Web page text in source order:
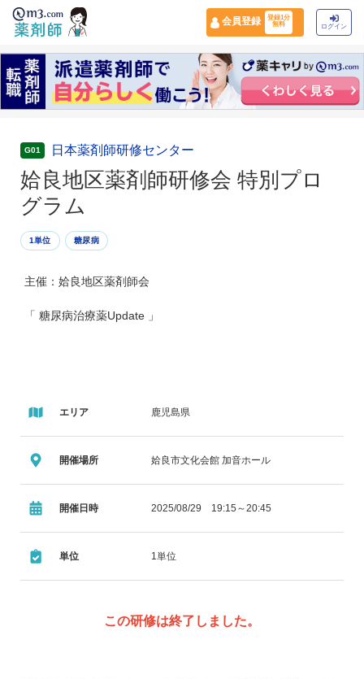
会員登録
登録1分
無料
ログイン
G01 日本薬剤師研修センター
姶良地区薬剤師研修会 特別プロ
グラム
1単位 糖尿病
主催：姶良地区薬剤師会
「 糖尿病治療薬Update 」
エリア 鹿児島県
開催場所 姶良市文化会館 加音ホール
開催日時 2025/08/29 19:15～20:45
単位 1単位
この研修は終了しました。